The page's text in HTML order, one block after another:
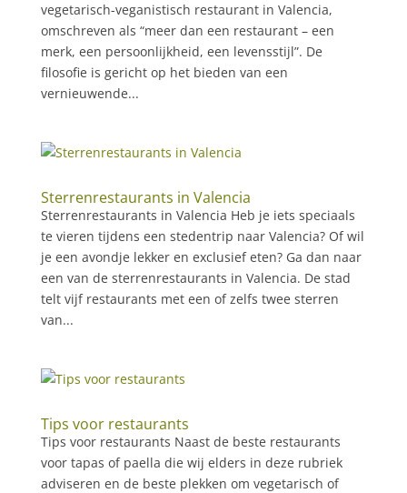
vegetarisch-veganistisch restaurant in Valencia,
omschreven als “meer dan een restaurant – een
merk, een persoonlijkheid, een levensstijl”. De
filosofie is gericht op het bieden van een
vernieuwende...
Sterrenrestaurants in Valencia
Sterrenrestaurants in Valencia Heb je iets speciaals
te vieren tijdens een stedentrip naar Valencia? Of wil
je een avondje lekker en exclusief eten? Ga dan naar
een van de sterrenrestaurants in Valencia. De stad
telt vijf restaurants met een of zelfs twee sterren
van...
Tips voor restaurants
Tips voor restaurants Naast de beste restaurants
voor tapas of paella die wij elders in deze rubriek
adviseren en de beste plekken om vegetarisch of